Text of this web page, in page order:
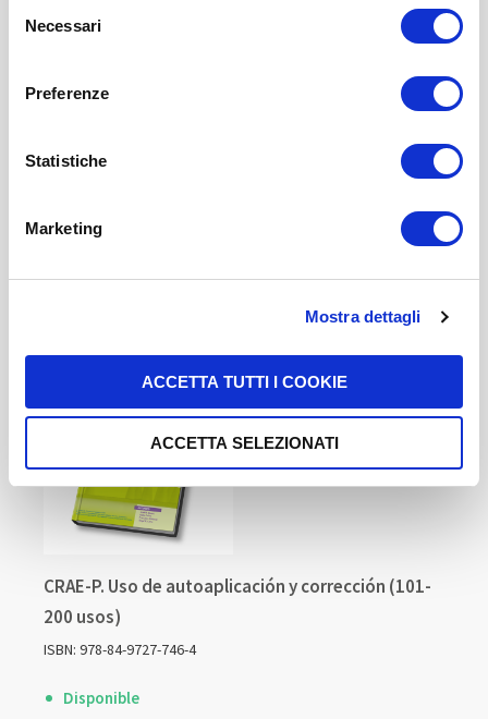
cookie, ti invitiamo a prendere visione dell’
informativa
. Chiudendo il banner tramite la “X” prosegui la
navigazione senza alcuna profilazione. Selezionando
“Accetta tutti i cookie” presti il tuo consenso alla
pagina dedicati ai cookie
delNecessari
Preferenze
Statistiche
Marketing
Mostra dettagli
ACCETTA TUTTI I COOKIE
ACCETTA SELEZIONATI
La cantidad mínima inicial de usos será de 10, ya que con
menos de 10 alumnos/as no se
ISBN: 978-84-9727-746-4
5,00 US$
-
CRAE-P. Uso de autoaplicación y corrección (101-
200 usos)
ISBN: 978-84-9727-746-4
Disponible